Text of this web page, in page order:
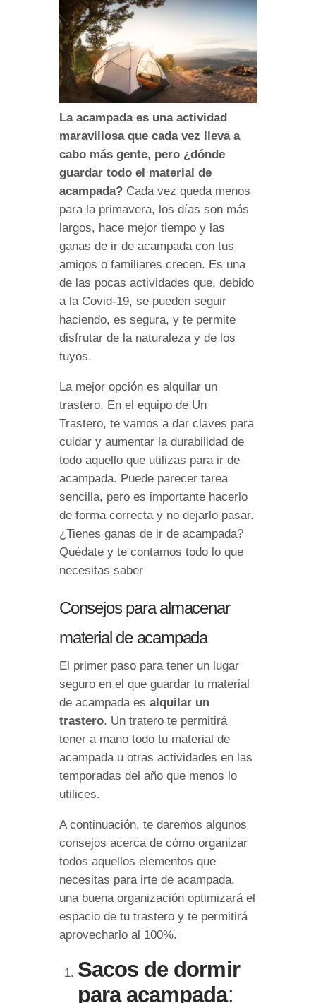
La acampada es una actividad
maravillosa que cada vez lleva a
cabo más gente, pero ¿dónde
guardar todo el material de
acampada? Cada vez queda menos
para la primavera, los días son más
largos, hace mejor tiempo y las
ganas de ir de acampada con tus
amigos o familiares crecen. Es una
de las pocas actividades que, debido
a la Covid-19, se pueden seguir
haciendo, es segura, y te permite
disfrutar de la naturaleza y de los
tuyos.
La mejor opción es alquilar un
trastero. En el equipo de Un
Trastero, te vamos a dar claves para
cuidar y aumentar la durabilidad de
todo aquello que utilizas para ir de
acampada. Puede parecer tarea
sencilla, pero es importante hacerlo
de forma correcta y no dejarlo pasar.
¿Tienes ganas de ir de acampada?
Quédate y te contamos todo lo que
necesitas saber
Consejos para almacenar
material de acampada
El primer paso para tener un lugar
seguro en el que guardar tu material
de acampada es alquilar un
trastero. Un tratero te permitirá
tener a mano todo tu material de
acampada u otras actividades en las
temporadas del año que menos lo
utilices.
A continuación, te daremos algunos
consejos acerca de cómo organizar
todos aquellos elementos que
necesitas para irte de acampada,
una buena organización optimizará el
espacio de tu trastero y te permitirá
aprovecharlo al 100%.
Sacos de dormir
para acampada: